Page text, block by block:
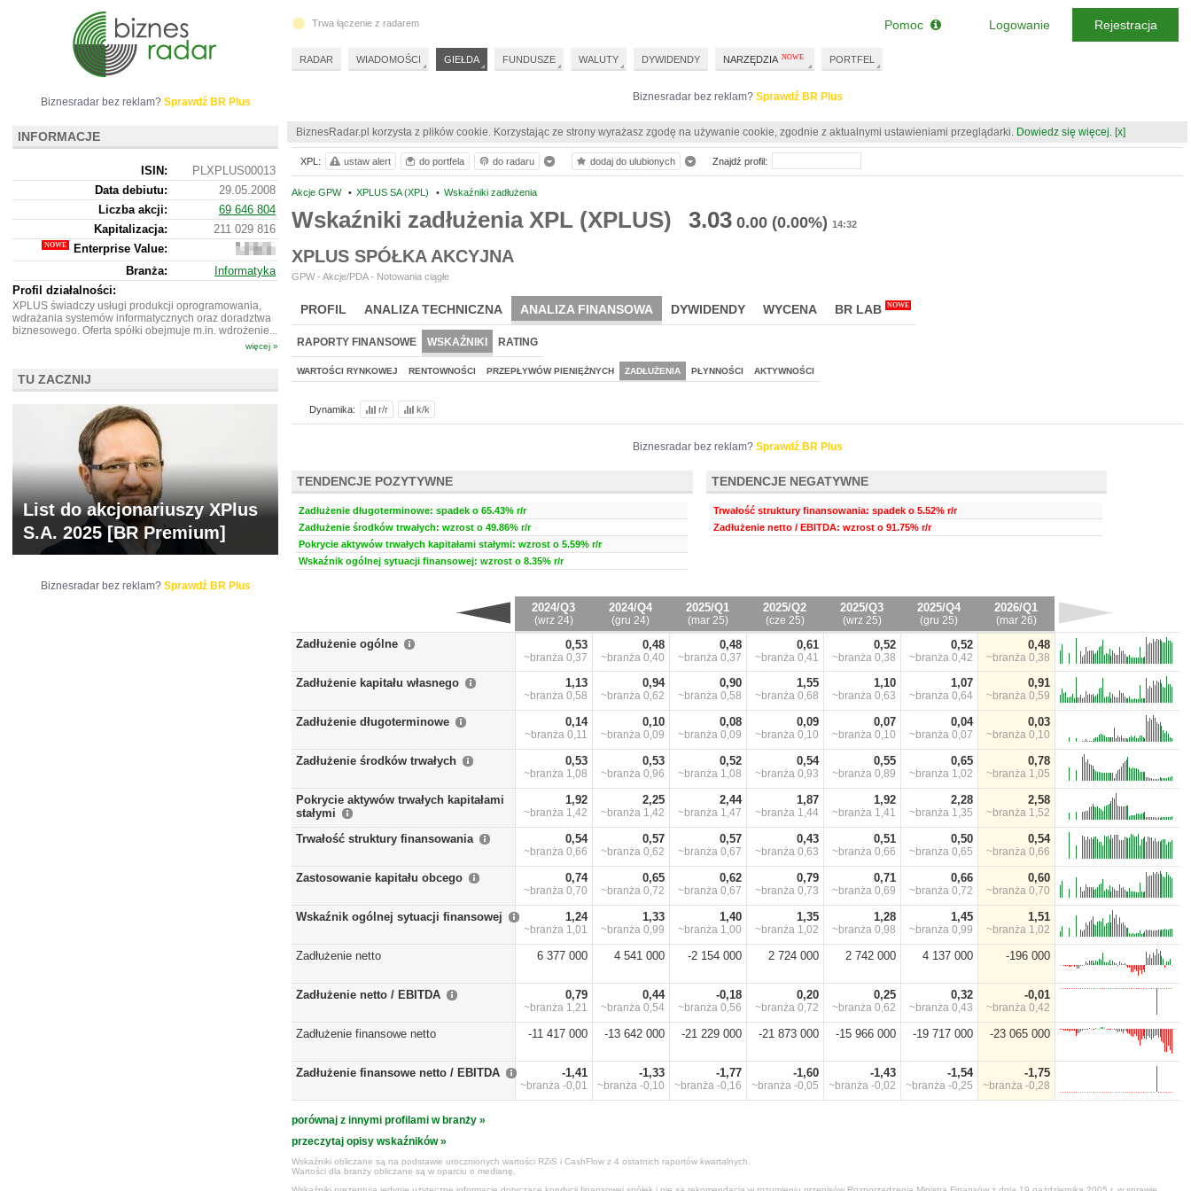
Biznesradar bez reklam? Sprawdź BR Plus
BiznesRadar.pl korzysta z plików cookie. Korzystając ze strony wyrażasz zgodę na używanie cookie, zgodnie z aktualnymi ustawieniami przeglądarki. Dowiedz się więcej. [x]
Akcje GPW • XPLUS SA (XPL) • Wskaźniki zadłużenia
Wskaźniki zadłużenia XPL (XPLUS) 3.03 0.00 (0.00%) 14:32
XPLUS SPÓŁKA AKCYJNA
GPW - Akcje/PDA - Notowania ciągłe
PROFIL ANALIZA TECHNICZNA ANALIZA FINANSOWA DYWIDENDY WYCENA BR LAB NOWE
RAPORTY FINANSOWE WSKAŹNIKI RATING
WARTOŚCI RYNKOWEJ RENTOWNOŚCI PRZEPŁYWÓW PIENIĘŻNYCH ZADŁUŻENIA PŁYNNOŚCI AKTYWNOŚCI
Dynamika: r/r k/k
Biznesradar bez reklam? Sprawdź BR Plus
TENDENCJE POZYTYWNE
Zadłużenie długoterminowe: spadek o 65.43% r/r
Zadłużenie środków trwałych: wzrost o 49.86% r/r
Pokrycie aktywów trwałych kapitałami stałymi: wzrost o 5.59% r/r
Wskaźnik ogólnej sytuacji finansowej: wzrost o 8.35% r/r
TENDENCJE NEGATYWNE
Trwałość struktury finansowania: spadek o 5.52% r/r
Zadłużenie netto / EBITDA: wzrost o 91.75% r/r
2024/Q3
(wrz 24)
2024/Q4
(gru 24)
2025/Q1
(mar 25)
2025/Q2
(cze 25)
2025/Q3
(wrz 25)
2025/Q4
(gru 25)
2026/Q1
(mar 26)
Zadłużenie ogólne 0,53
~branża 0,37
0,48
~branża 0,40
0,48
~branża 0,37
0,61
~branża 0,41
0,52
~branża 0,38
0,52
~branża 0,42
0,48
~branża 0,38
Zadłużenie kapitału własnego 1,13
~branża 0,58
0,94
~branża 0,62
0,90
~branża 0,58
1,55
~branża 0,68
1,10
~branża 0,63
1,07
~branża 0,64
0,91
~branża 0,59
Zadłużenie długoterminowe 0,14
~branża 0,11
0,10
~branża 0,09
0,08
~branża 0,09
0,09
~branża 0,10
0,07
~branża 0,10
0,04
~branża 0,07
0,03
~branża 0,10
Zadłużenie środków trwałych 0,53
~branża 1,08
0,53
~branża 0,96
0,52
~branża 1,08
0,54
~branża 0,93
0,55
~branża 0,89
0,65
~branża 1,02
0,78
~branża 1,05
Pokrycie aktywów trwałych kapitałami
stałymi
1,92
~branża 1,42
2,25
~branża 1,42
2,44
~branża 1,47
1,87
~branża 1,44
1,92
~branża 1,41
2,28
~branża 1,35
2,58
~branża 1,52
Trwałość struktury finansowania 0,54
~branża 0,66
0,57
~branża 0,62
0,57
~branża 0,67
0,43
~branża 0,63
0,51
~branża 0,66
0,50
~branża 0,65
0,54
~branża 0,66
Zastosowanie kapitału obcego 0,74
~branża 0,70
0,65
~branża 0,72
0,62
~branża 0,67
0,79
~branża 0,73
0,71
~branża 0,69
0,66
~branża 0,72
0,60
~branża 0,70
Wskaźnik ogólnej sytuacji finansowej 1,24
~branża 1,01
1,33
~branża 0,99
1,40
~branża 1,00
1,35
~branża 1,02
1,28
~branża 0,98
1,45
~branża 0,99
1,51
~branża 1,02
Zadłużenie netto 6 377 000 4 541 000 -2 154 000 2 724 000 2 742 000 4 137 000 -196 000
Zadłużenie netto / EBITDA 0,79
~branża 1,21
0,44
~branża 0,54
-0,18
~branża 0,56
0,20
~branża 0,72
0,25
~branża 0,62
0,32
~branża 0,43
-0,01
~branża 0,42
Zadłużenie finansowe netto -11 417 000 -13 642 000 -21 229 000 -21 873 000 -15 966 000 -19 717 000 -23 065 000
Zadłużenie finansowe netto / EBITDA -1,41
~branża -0,01
-1,33
~branża -0,10
-1,77
~branża -0,16
-1,60
~branża -0,05
-1,43
~branża -0,02
-1,54
~branża -0,25
-1,75
~branża -0,28
porównaj z innymi profilami w branży »
przeczytaj opisy wskaźników »
Wskaźniki obliczane są na podstawie urocznionych wartości RZiS i CashFlow z 4 ostatnich raportów kwartalnych.
Wartości dla branży obliczane są w oparciu o medianę.
XPL: ustaw alert do portfela do radaru dodaj do ulubionych Znajdź profil:
Biznesradar bez reklam? Sprawdź BR Plus
INFORMACJE
ISIN:
PLXPLUS00013
Data debiutu:
29.05.2008
Liczba akcji:
69 646 804
Kapitalizacja:
211 029 816
Enterprise Value:
187
964
816
Branża:
Informatyka
Profil działalności:
XPLUS świadczy usługi produkcji oprogramowania,
wdrażania systemów informatycznych oraz doradztwa
biznesowego. Oferta spółki obejmuje m.in. wdrożenie...
więcej »
TU ZACZNIJ
List do akcjonariuszy XPlus
S.A. 2025 [BR Premium]
Biznesradar bez reklam? Sprawdź BR Plus
Trwa łączenie z radarem
RADAR WIADOMOŚCI GIEŁDA FUNDUSZE WALUTY DYWIDENDY NARZĘDZIA PORTFEL
Pomoc Logowanie Rejestracja